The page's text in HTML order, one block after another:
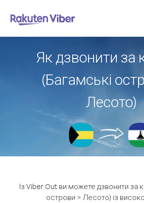
Як дзвонити за
(Багамські
Лесото)
Із Viber Out ви можете дзвонити за
острови > Лесото) із